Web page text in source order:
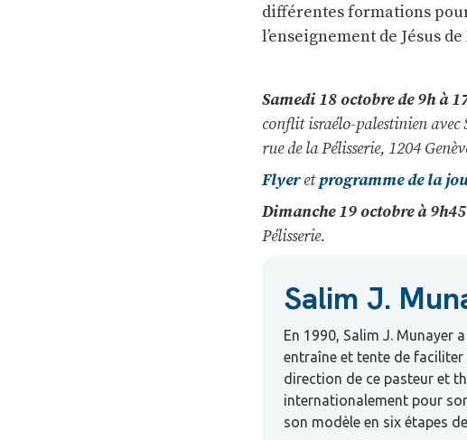
différentes formations
l’enseignement de Jésus
Samedi 18 octobre de 9h à
conflit israélo-palestinien avec
rue de la Pélisserie, 1204
Flyeretprogramme de la
Dimanche 19 octobre à 9h45
Pélisserie.
Salim J.
En 1990, Salim J. Munayer
entraîne et tente de faciliter
direction de ce pasteur et
internationalement pour
son modèle en six étapes